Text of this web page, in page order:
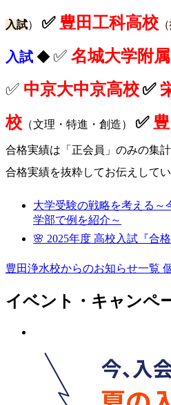
入試） ✅豊田工科高校 （
入試 ◆✅ 名城大学附
✅ 中京大中京高校✅
校 （文理・特進・創造） ✅
合格実績は「正会員」のみの集
合格実績を抜粋してお伝えして
大学受験の戦略を考える～
学部で例を紹介～
🌸 2025年度 高校入試『合
豊田浄水校からのお知らせ一覧
イベント・キャンペ